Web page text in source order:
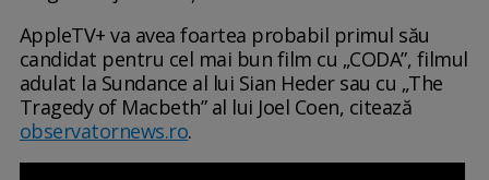
AppleTV+ va avea foartea probabil primul său
candidat pentru cel mai bun film cu „CODA”, filmul
adulat la Sundance al lui Sian Heder sau cu „The
Tragedy of Macbeth” al lui Joel Coen, citează
observatornews.ro.